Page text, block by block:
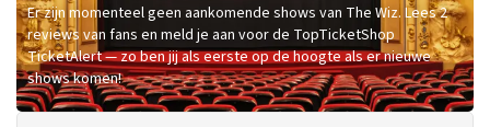
Er zijn momenteel geen aankomende shows van The Wiz. Lees 2
reviews van fans en meld je aan voor de TopTicketShop
TicketAlert — zo ben jij als eerste op de hoogte als er nieuwe
shows komen!